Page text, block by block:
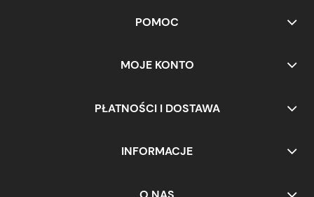
POMOC
MOJE KONTO
PŁATNOŚCI I DOSTAWA
INFORMACJE